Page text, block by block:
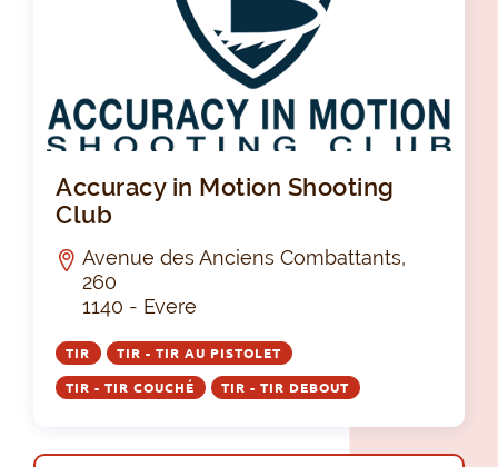
Accuracy in Motion Shooting
Club
Avenue des Anciens Combattants,
260
1140 - Evere
TIR TIR - TIR AU PISTOLET
TIR - TIR COUCHÉ TIR - TIR DEBOUT